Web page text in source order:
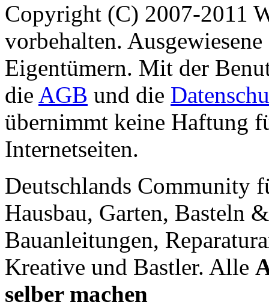
Copyright (C) 2007-2011
vorbehalten.
Eigentümern. Mit der
die AGB und die
übernimmt keine Haftung
Internetseiten.
Deutschlands Community
Hausbau, Garten, Basteln
Bauanleitungen,
Kreative und Bastler. Alle
selber machen